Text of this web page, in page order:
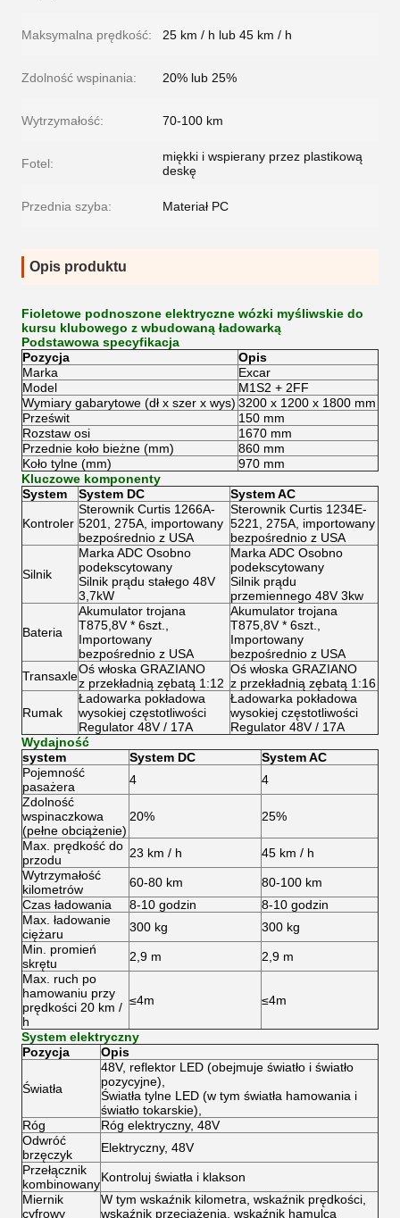
Maksymalna prędkość: 25 km / h lub 45 km / h
Zdolność wspinania: 20% lub 25%
Wytrzymałość: 70-100 km
Fotel:
miękki i wspierany przez plastikową
deskę
Przednia szyba: Materiał PC
Opis produktu
Fioletowe podnoszone elektryczne wózki myśliwskie do
kursu klubowego z wbudowaną ładowarką
Podstawowa specyfikacja
Pozycja
Opis
Marka
Excar
Model
M1S2 + 2FF
Wymiary gabarytowe (dł x szer x wys) 3200 x 1200 x 1800 mm
Prześwit
150 mm
Rozstaw osi
1670 mm
Przednie koło bieżne (mm)
860 mm
Koło tylne (mm)
970 mm
Kluczowe komponenty
System
System DC System AC
Kontroler
Sterownik Curtis 1266A-
5201, 275A, importowany
bezpośrednio z USA
Sterownik Curtis 1234E-
5221, 275A, importowany
bezpośrednio z USA
Silnik
Marka ADC Osobno
podekscytowany
Silnik prądu stałego 48V
3,7kW
Marka ADC Osobno
podekscytowany
Silnik prądu
przemiennego 48V 3kw
Bateria
Akumulator trojana
T875,8V * 6szt.,
Importowany
bezpośrednio z USA
Akumulator trojana
T875,8V * 6szt.,
Importowany
bezpośrednio z USA
TransaxleOś włoska GRAZIANO
z przekładnią zębatą 1:12
Oś włoska GRAZIANO
z przekładnią zębatą 1:16
Rumak
Ładowarka pokładowa
wysokiej częstotliwości
Regulator 48V / 17A
Ładowarka pokładowa
wysokiej częstotliwości
Regulator 48V / 17A
Wydajność
system
System DC
System AC
Pojemność
pasażera
4
4
Zdolność
wspinaczkowa
(pełne obciążenie)
20% 25%
Max. prędkość do
przodu
23 km / h
45 km / h
Wytrzymałość
kilometrów
60-80 km
80-100 km
Czas ładowania
8-10 godzin
8-10 godzin
Max. ładowanie
ciężaru
300 kg
300 kg
Min.
promień
skrętu
2,9 m
2,9 m
Max. ruch po
hamowaniu przy
prędkości 20 km /
h
≤4m ≤4m
System elektryczny
Pozycja
Opis
Światła
48V, reflektor LED (obejmuje światło i światło
pozycyjne),
Światła tylne LED (w tym światła hamowania i
światło tokarskie),
Róg
Róg elektryczny, 48V
Odwróć
brzęczyk
Elektryczny, 48V
Przełącznik
kombinowanyKontroluj światła i klakson
Miernik
cyfrowy
W tym wskaźnik kilometra, wskaźnik prędkości,
wskaźnik przeciążenia, wskaźnik hamulca